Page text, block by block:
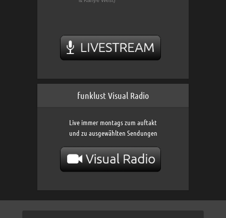
funklust Visual Radio
Live immer montags zum auftakt
und zu ausgewählten Sendungen